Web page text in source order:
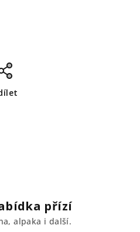
přízí
alpaka i další.